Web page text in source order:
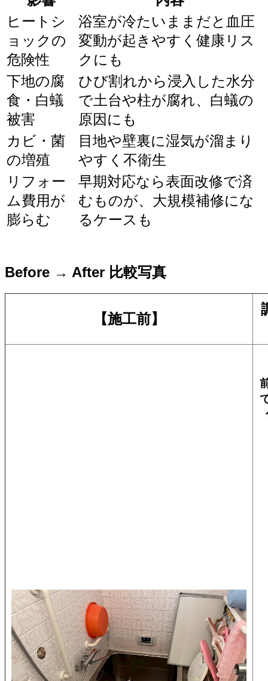
ヒートシ
ョックの
危険性
浴室が冷たいままだと血圧
変動が起きやすく健康リス
クにも
下地の腐
食・白蟻
被害
ひび割れから浸入した水分
で土台や柱が腐れ、白蟻の
原因にも
カビ・菌
の増殖
目地や壁裏に湿気が溜まり
やすく不衛生
リフォー
ム費用が
膨らむ
早期対応なら表面改修で済
むものが、大規模補修にな
るケースも
Before → After 比較写真
【施工前】